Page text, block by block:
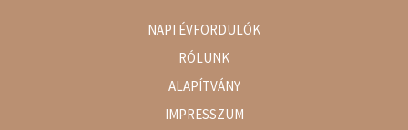
NAPI ÉVFORDULÓK
RÓLUNK
ALAPÍTVÁNY
IMPRESSZUM